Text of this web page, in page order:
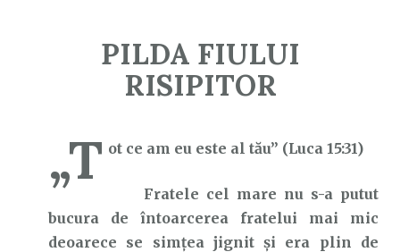
PILDA FIULUI
RISIPITOR
„T ot ce am eu este al tău” (Luca 15:31)
Fratele cel mare nu s-a putut
bucura de întoarcerea fratelui mai mic
deoarece se simțea jignit și era plin de